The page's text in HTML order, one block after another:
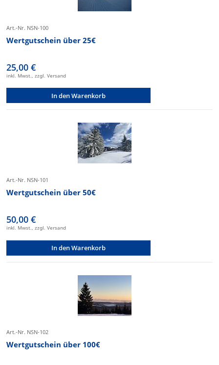
Art.-Nr. NSN-100
Wertgutschein über 25€
25,00 €
inkl. Mwst., zzgl. Versand
In den Warenkorb
Art.-Nr. NSN-101
Wertgutschein über 50€
50,00 €
inkl. Mwst., zzgl. Versand
In den Warenkorb
Art.-Nr. NSN-102
Wertgutschein über 100€